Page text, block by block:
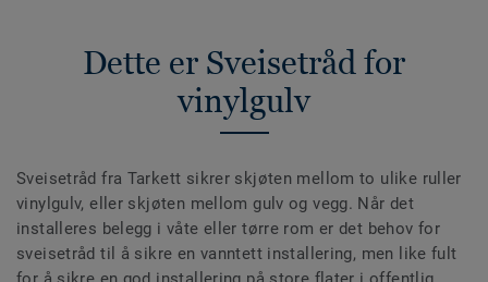
Dette er Sveisetråd for
vinylgulv
Sveisetråd fra Tarkett sikrer skjøten mellom to ulike ruller
vinylgulv, eller skjøten mellom gulv og vegg. Når det
installeres belegg i våte eller tørre rom er det behov for
sveisetråd til å sikre en vanntett installering, men like fult